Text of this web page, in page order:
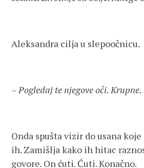
Aleksandra cilja u slepoočnicu.
– Pogledaj te njegove oči. Krupne.
Onda spušta vizir do usana koje
ih. Zamišlja kako ih hitac
govore. On ćuti. Ćuti. Konačno.